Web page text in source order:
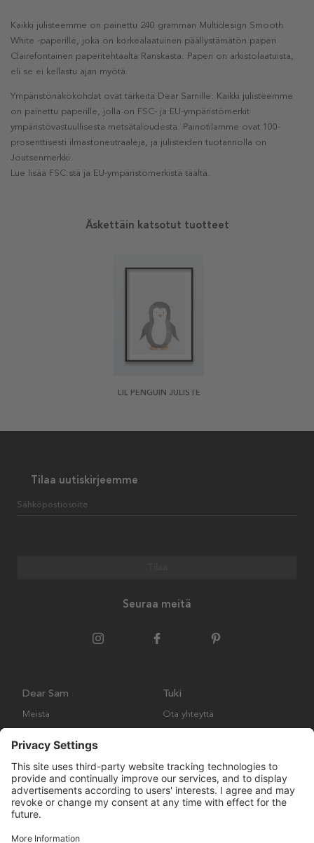
Kaikki julisteemme on painettu 240 gramman Multidesign Smooth
White -paperille, joka on korkealaatuinen päällystämätön paperi
Clairefontainen paperitehtaalta Ranskasta. Paperi on arkistolaatuista,
eli se ei kellastu ajan myötä.
Ympäristönäkökohdat ovat tärkeitä Dear Samille. Kaikki julisteemme
on painettu paperille, jolla on FSC- ja EU-ympäristömerkit
ympäristövastuullisesta metsätaloudesta. Painotilamme ovat 100-
prosenttisesti ilmastoneutraaleja, ja julisteiden tuotannolla on
Joutsenmerkki.
Lue lisää FSC:stä ja EU-ympäristömerkistä täältä.
Äskettäin katsotut tuotteet
LIL PENGUIN JULISTE
Tilaa uutiskirjeemme
Sähköpostiosoite
Seuraa meitä
Dear Sam
Meistä
Tuki
Ota yhteyttä
Palautukset ja vaatimukset